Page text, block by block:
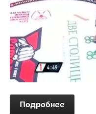
Подробнее